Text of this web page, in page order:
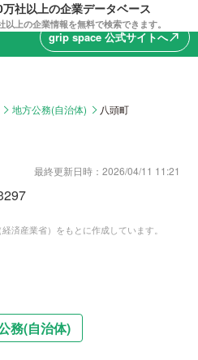
社以上の企業データベース
上の企業情報を無料で検索できます。
grip space 公式サイトへnorth_east
地方公務(自治体) 八頭町
最終更新日時： 2026/04/11 11:21
経済産業省）をもとに作成しています。
務(自治体)